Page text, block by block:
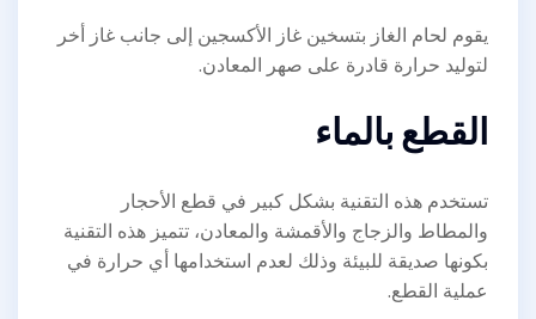
يقوم لحام الغاز بتسخين غاز الأكسجين إلى جانب غاز أخر
لتوليد حرارة قادرة على صهر المعادن.
القطع بالماء
تستخدم هذه التقنية بشكل كبير في قطع الأحجار
والمطاط والزجاج والأقمشة والمعادن، تتميز هذه التقنية
بكونها صديقة للبيئة وذلك لعدم استخدامها أي حرارة في
عملية القطع.